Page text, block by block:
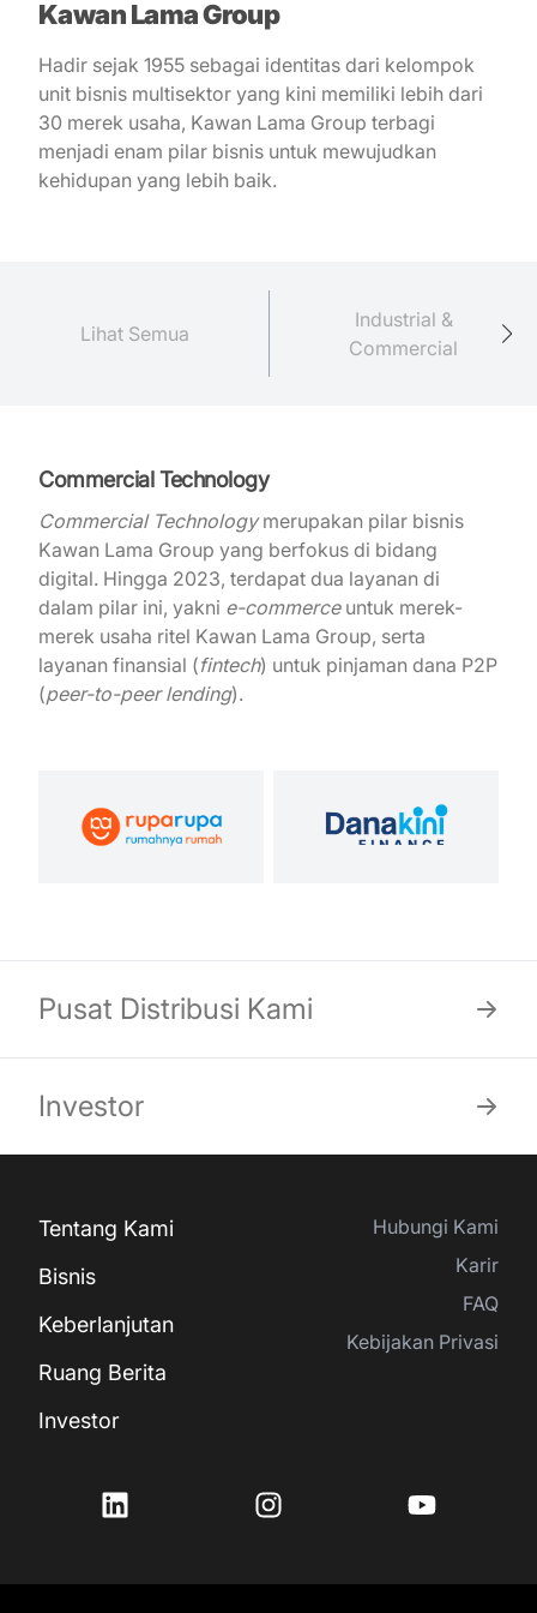
Kawan Lama Group
Hadir sejak 1955 sebagai identitas dari kelompok
unit bisnis multisektor yang kini memiliki lebih dari
30 merek usaha, Kawan Lama Group terbagi
menjadi enam pilar bisnis untuk mewujudkan
kehidupan yang lebih baik.
Lihat Semua
Industrial &
Commercial
Commercial Technology
Commercial Technologymerupakan pilar bisnis
Kawan Lama Group yang berfokus di bidang
digital. Hingga 2023, terdapat dua layanan di
dalam pilar ini, yakni e-commerceuntuk merek-
merek usaha ritel Kawan Lama Group, serta
layanan finansial (fintech) untuk pinjaman dana P2P
(peer-to-peer lending).
Pusat Distribusi Kami
Investor
Tentang Kami
Bisnis
Keberlanjutan
Ruang Berita
Investor
Hubungi Kami
Karir
FAQ
Kebijakan Privasi